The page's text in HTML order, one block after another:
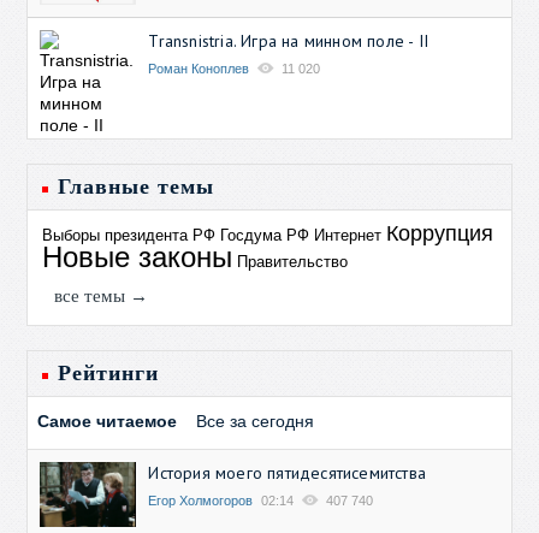
Transnistria. Игра на минном поле - II
Роман Коноплев 11 020
Главные темы
Выборы президента РФ Госдума РФ Интернет Коррупция
Новые законы Правительство
все темы →
Рейтинги
Самое читаемое Все за сегодня
История моего пятидесятисемитства
Егор Холмогоров 02:14 407 740